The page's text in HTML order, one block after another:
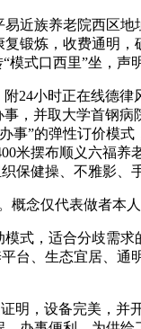
族养老院西区地
锻炼，收费通明
式口西里”坐，声
小时正在线德律
，并取大学首钢病
”的弹性订价模
米摆布顺义六福
保健操、不雅影、
念仅代表做者本人
，适合分歧需求
台、生态宜居、通
，设备完美，并